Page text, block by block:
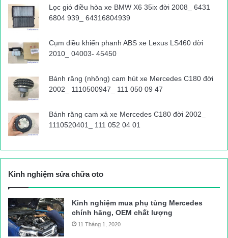
Lọc gió điều hòa xe BMW X6 35ix đời 2008_ 6431
6804 939_ 64316804939
Cụm điều khiển phanh ABS xe Lexus LS460 đời
2010_ 04003- 45450
Bánh răng (nhông) cam hút xe Mercedes C180 đời
2002_ 1110500947_ 111 050 09 47
Bánh răng cam xả xe Mercedes C180 đời 2002_
1110520401_ 111 052 04 01
Kinh nghiệm sửa chữa oto
Kinh nghiệm mua phụ tùng Mercedes
chính hãng, OEM chất lượng
11 Tháng 1, 2020